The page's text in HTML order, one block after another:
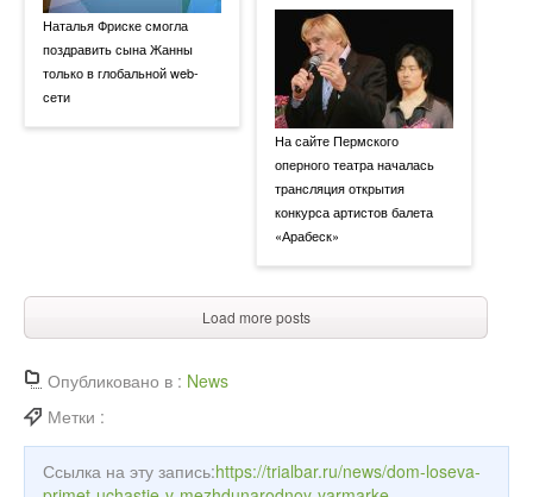
Наталья Фриске смогла
поздравить сына Жанны
только в глобальной web-
сети
На сайте Пермского
оперного театра началась
трансляция открытия
конкурса артистов балета
«Арабеск»
Load more posts
Опубликовано в : News
Метки :
Ссылка на эту запись:https://trialbar.ru/news/dom-loseva-